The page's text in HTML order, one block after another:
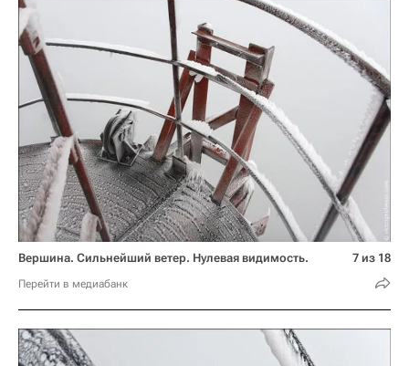
Вершина. Сильнейший ветер. Нулевая видимость.
Перейти в медиабанк
7 из 18